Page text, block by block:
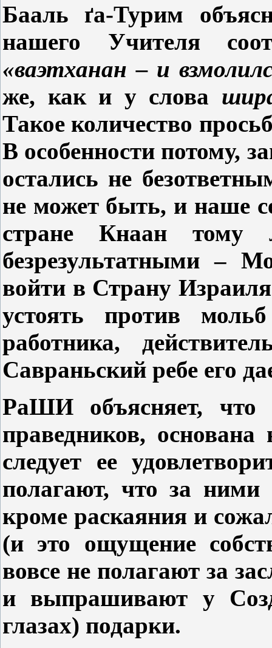
Баальґа-Турим
нашего Учителя
«ваэтханан – и
же, как и у слова
Такое количество
В особенности потому,
остались не
не может быть, и наше
стране Кнаан тому
безрезультатными –
войти в Страну
устоять против
работника,
Савраньский ребе его
РаШИ объясняет,
праведников,
следует ее
полагают, что за ними
кроме раскаяния и
(и это ощущение
вовсе не полагают за
и выпрашивают у
глазах) подарки.